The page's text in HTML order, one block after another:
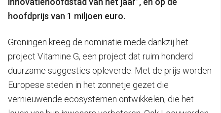
hoofdprijs van 1 miljoen euro.
Groningen kreeg de nominatie mede dankzij het
project Vitamine G, een project dat ruim honderd
duurzame suggesties opleverde. Met de prijs worden
Europese steden in het zonnetje gezet die
vernieuwende ecosystemen ontwikkelen, die het